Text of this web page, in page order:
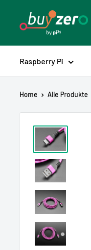
buyzero.de
Raspberry Pi
Home Alle Produkte